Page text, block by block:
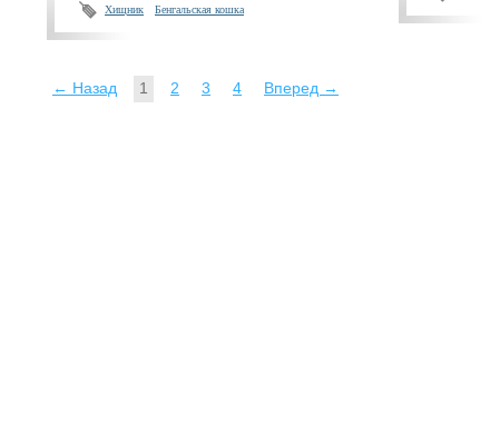
Хищник Бенгальская кошка
← Назад 1 2 3 4 Вперед →